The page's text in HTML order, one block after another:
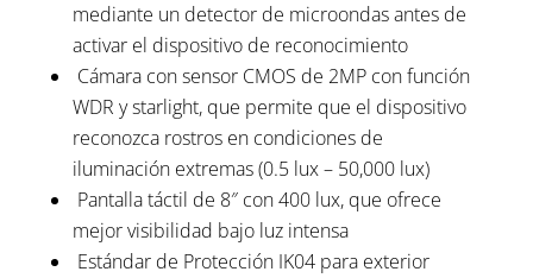
mediante un detector de microondas antes de
activar el dispositivo de reconocimiento
Cámara con sensor CMOS de 2MP con función
WDR y starlight, que permite que el dispositivo
reconozca rostros en condiciones de
iluminación extremas (0.5 lux – 50,000 lux)
Pantalla táctil de 8″ con 400 lux, que ofrece
mejor visibilidad bajo luz intensa
Estándar de Protección IK04 para exterior